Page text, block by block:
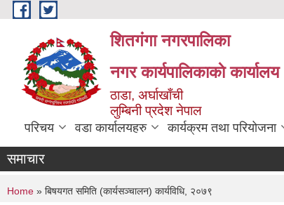
Skip to main content
शितगंगा नगरपालिका
नगर कार्यपालिकाकाे कार्यालय
ठाडा, अर्घाखाँची
लुम्बिनी प्रदेश नेपाल
परिचय वडा कार्यालयहरु कार्यक्रम तथा परियोजना
समाचार
You are here
Home » बिषयगत समिति (कार्यसञ्चालन) कार्यविधि, २०७९